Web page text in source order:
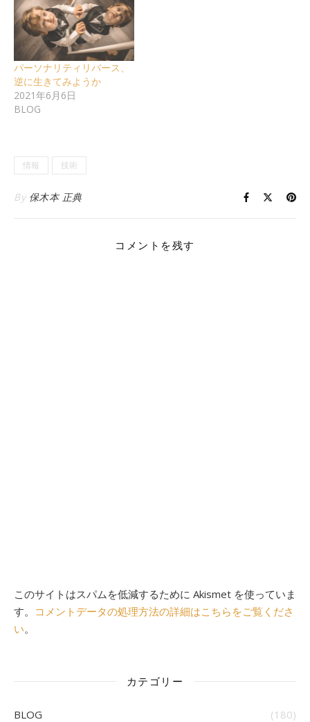
パーソナリティリバース、
逆に生きてみようか
2021年6月6日
BLOG
情報 技術
By 保木本 正典
コメントを残す
このサイトはスパムを低減するために Akismet を使っていま
す。 コメントデータの処理方法の詳細はこちらをご覧くださ
い。
カテゴリー
BLOG (180)